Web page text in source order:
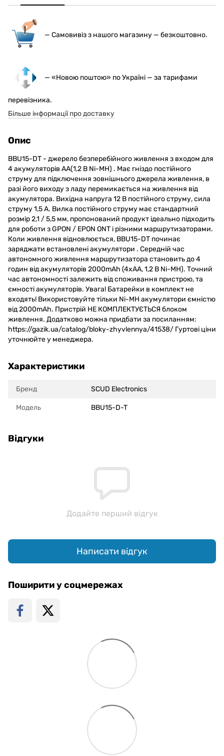
— Самовивіз з нашого магазину — безкоштовно.
— «Новою поштою» по Україні — за тарифами
перевізника.
Більше інформації про доставку
Опис
BBU15-DT - джерело безперебійного живлення з входом для
4 акумуляторів АА(1,2 В Ni-MH) . Має гніздо постійного
струму для підключення зовнішнього джерела живлення, в
разі його виходу з ладу перемикається на живлення від
акумулятора. Вихідна напруга 12 В постійного струму, сила
струму 1,5 А. Вилка постійного струму має стандартний
розмір 2,1 / 5,5 мм, пропонований продукт ідеально підходить
для роботи з GPON / EPON ONT і різними маршрутизаторами.
Коли живлення відновлюється, BBU15-DT починає
заряджати встановлені акумулятори . Середній час
автономного живлення маршрутизатора становить до 4
годин від акумуляторів 2000mAh (4xAA, 1,2 В Ni-MH). Точний
час автономності залежить від споживання пристрою, та
ємності акумуляторів. Увага! Батарейки в комплект не
входять! Використовуйте тільки Ni-MH акумулятори ємністю
від 2000mAh. Пристрій НЕ КОМПЛЕКТУЄТЬСЯ блоком
живлення. Додатково можна придбати за посиланням:
https://gazik.ua/catalog/bloky-zhyvlennya/41538/ Гуртові ціни
уточнюйте у менеджера.
Характеристики
Бренд SCUD Electronics
Модель BBU15-D-T
Відгуки
Додайте перший відгук
Написати відгук
Поширити у соцмережах